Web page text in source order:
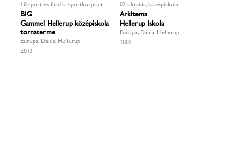
10 sport és fürdők, sportközpont
BIG
Gammel Hellerup középiskola
tornaterme
Európa, Dánia, Hellerup
2013
02 oktatás, középiskola
Arkitema
Hellerup Iskola
Európa, Dánia, Hellerup
2002